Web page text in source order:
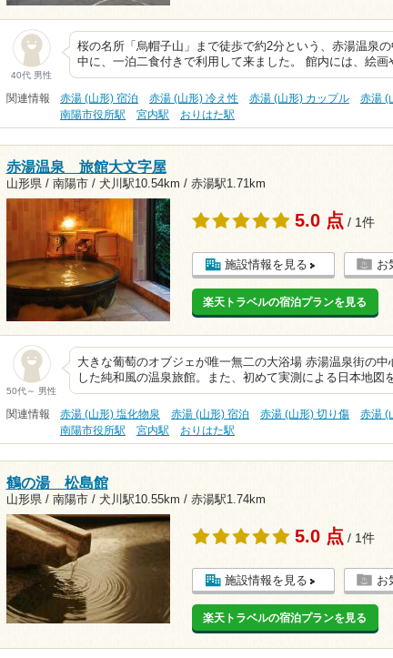
40代 男性
桜の名所「烏帽子山」まで徒歩で約2分という、赤湯温泉
中に、一泊二食付きで利用して来ました。 館内には、絵
関連情報 赤湯 (山形) 宿泊 赤湯 (山形) 冷え性 赤湯 (山形) カップル 赤湯 (
南陽市役所駅
宮内駅 おりはた駅
赤湯温泉 旅館大文字屋
山形県 / 南陽市 / 犬川駅10.54km / 赤湯駅1.71km
5.0 点 / 1件
施設情報を見る お
楽天トラベルの宿泊プランを見る
50代～ 男性
大きな葡萄のオブジェが唯一無二の大浴場 赤湯温泉街の
した純和風の温泉旅館。また、初めて実測による日本地
関連情報 赤湯 (山形) 塩化物泉 赤湯 (山形) 宿泊 赤湯 (山形) 切り傷 赤湯 (
南陽市役所駅
宮内駅 おりはた駅
鶴の湯 松島館
山形県 / 南陽市 / 犬川駅10.55km / 赤湯駅1.74km
5.0 点 / 1件
施設情報を見る お
楽天トラベルの宿泊プランを見る